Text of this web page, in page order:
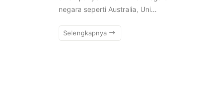
negara seperti Australia, Uni…
Selengkapnya